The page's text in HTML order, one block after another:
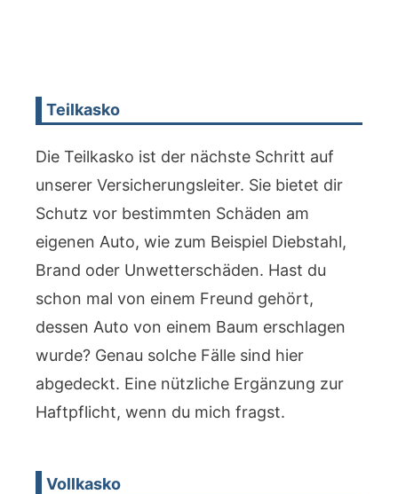
Teilkasko
Die Teilkasko ist der nächste Schritt auf
unserer Versicherungsleiter. Sie bietet dir
Schutz vor bestimmten Schäden am
eigenen Auto, wie zum Beispiel Diebstahl,
Brand oder Unwetterschäden. Hast du
schon mal von einem Freund gehört,
dessen Auto von einem Baum erschlagen
wurde? Genau solche Fälle sind hier
abgedeckt. Eine nützliche Ergänzung zur
Haftpflicht, wenn du mich fragst.
Vollkasko